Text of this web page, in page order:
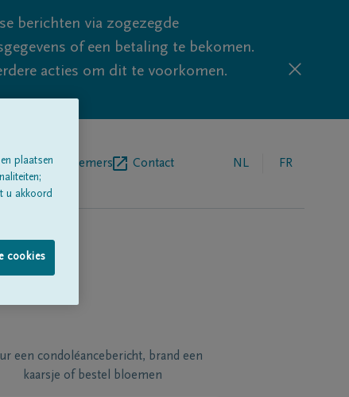
berichten via zogezegde
of een betaling te bekomen.
acties om dit te voorkomen.
Contact NL FR
een condoléancebericht, brand een
kaarsje of bestel bloemen
plaatsen
u akkoord
cookies